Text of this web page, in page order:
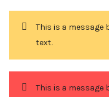
This is a message
text.
This is a message